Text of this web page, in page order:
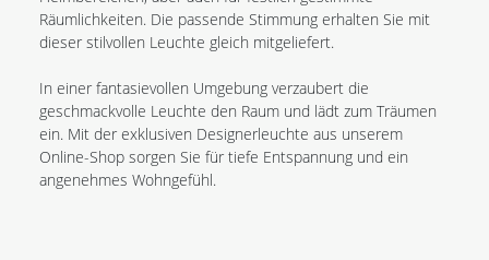
Räumlichkeiten. Die passende Stimmung erhalten Sie mit
dieser stilvollen Leuchte gleich mitgeliefert.
In einer fantasievollen Umgebung verzaubert die
geschmackvolle Leuchte den Raum und lädt zum Träumen
ein. Mit der exklusiven Designerleuchte aus unserem
Online-Shop sorgen Sie für tiefe Entspannung und ein
angenehmes Wohngefühl.